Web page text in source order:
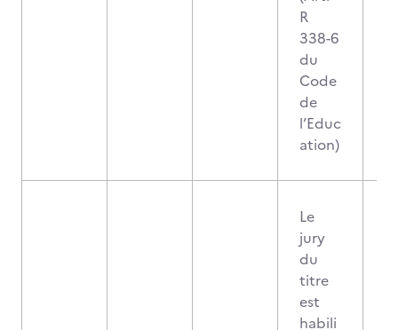
R
338-6
du
Code
de
l’Educ
ation)
Le
jury
du
titre
est
habili